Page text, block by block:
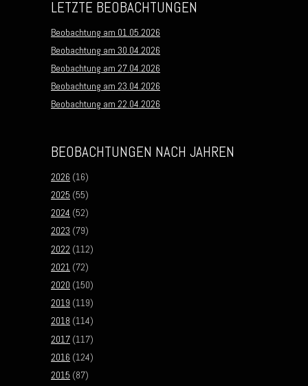
LETZTE BEOBACHTUNGEN
Beobachtung am 01.05.2026
Beobachtung am 30.04.2026
Beobachtung am 27.04.2026
Beobachtung am 23.04.2026
Beobachtung am 22.04.2026
BEOBACHTUNGEN NACH JAHREN
2026 (16)
2025 (55)
2024 (52)
2023 (79)
2022 (112)
2021 (72)
2020 (150)
2019 (119)
2018 (114)
2017 (117)
2016 (124)
2015 (87)